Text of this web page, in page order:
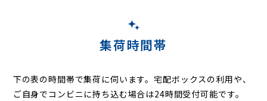
集荷時間帯
下の表の時間帯で集荷に伺います。宅配ボックスの利用や、
ご自身でコンビニに持ち込む場合は24時間受付可能です。